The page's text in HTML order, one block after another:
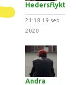
Hedersflykten
21:18 19 sep
2020
Andra